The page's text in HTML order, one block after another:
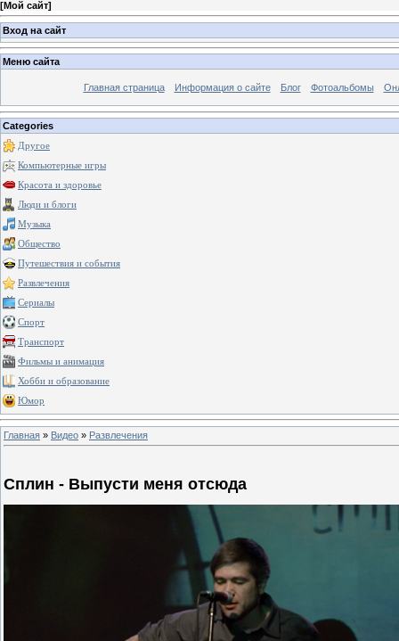
[Мой сайт]
Вход на сайт
Меню сайта
Главная страница Информация о сайте Блог Фотоальбомы
Categories
Другое
Компьютерные игры
Красота и здоровье
Люди и блоги
Музыка
Общество
Путешествия и события
Развлечения
Сериалы
Спорт
Транспорт
Фильмы и анимация
Хобби и образование
Юмор
Главная » Видео » Развлечения
Сплин - Выпусти меня отсюда